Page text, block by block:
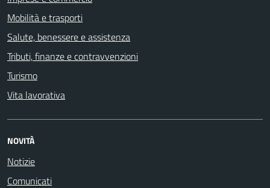
Mobilità e trasporti
Salute, benessere e assistenza
Tributi, finanze e contravvenzioni
Turismo
Vita lavorativa
NOVITÀ
Notizie
Comunicati